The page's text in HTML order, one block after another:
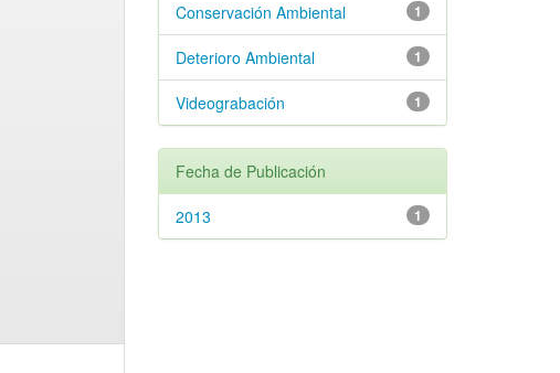
1
Conservación Ambiental
1
Deterioro Ambiental
1
Videograbación
Fecha de Publicación
1
2013